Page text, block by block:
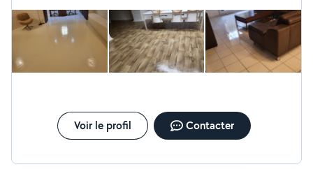
Voir le profil Contacter